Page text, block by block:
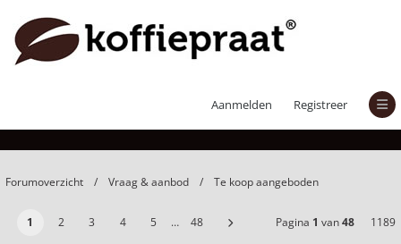
Aanmelden Registreer
Forumoverzicht Vraag & aanbod Te koop aangeboden
1 2 3 4 5 … 48 Pagina 1 van48 1189